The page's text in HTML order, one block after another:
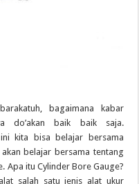
bagaimana kabar
do’akan baik baik saja.
kita bisa belajar bersama
belajar bersama tentang
Apa itu Cylinder Bore Gauge?
salah satu jenis alat ukur